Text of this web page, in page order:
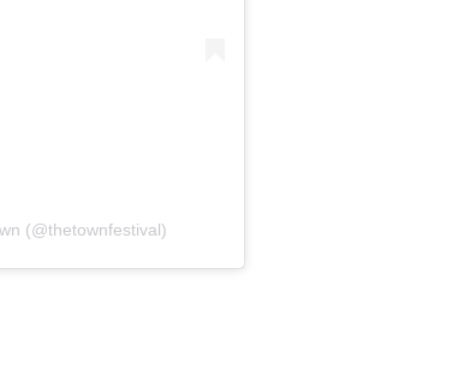
(@thetownfestival)